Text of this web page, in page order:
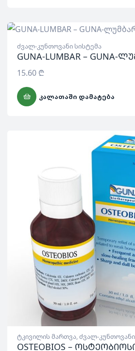
ძვალ-კუნთოვანი სისტემა
GUNA-LUMBAR – GUNA-
15.60 ₾
ᲙᲐᲚᲐᲗᲐᲨᲘ ᲓᲐᲛᲐᲢᲔᲑᲐ
ტკივილის მართვა,ძვალ-
OSTEOBIOS –